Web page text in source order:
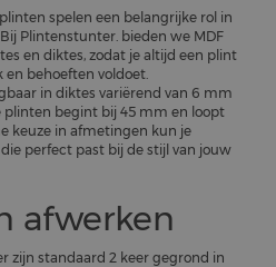
spelen een belangrijke rol in
Plintenstunter. bieden we MDF
en diktes, zodat je altijd een plint
en behoeften voldoet.
in diktes variërend van 6 mm
plinten begint bij 45 mm en loopt
keuze in afmetingen kun je
perfect past bij de stijl van jouw
afwerken
zijn standaard 2 keer gegrond in